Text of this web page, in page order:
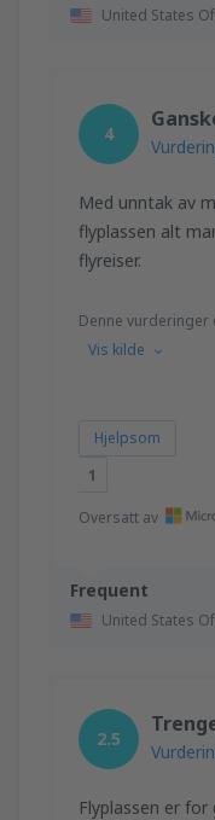
United States
Frequent
United States
4
Med unntak av
flyplassen alt
flyreiser.
Denne
Vis kilde
Hjelpsom
1
Oversatt av
2.5
Flyplassen er for